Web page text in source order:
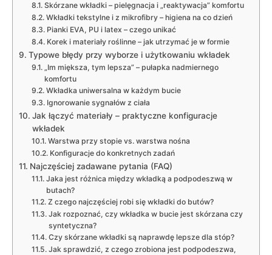
Skórzane wkładki – pielęgnacja i „reaktywacja” komfortu
Wkładki tekstylne i z mikrofibry – higiena na co dzień
Pianki EVA, PU i latex – czego unikać
Korek i materiały roślinne – jak utrzymać je w formie
Typowe błędy przy wyborze i użytkowaniu wkładek
„Im miększa, tym lepsza” – pułapka nadmiernego
komfortu
Wkładka uniwersalna w każdym bucie
Ignorowanie sygnałów z ciała
Jak łączyć materiały – praktyczne konfiguracje
wkładek
Warstwa przy stopie vs. warstwa nośna
Konfiguracje do konkretnych zadań
Najczęściej zadawane pytania (FAQ)
Jaka jest różnica między wkładką a podpodeszwą w
butach?
Z czego najczęściej robi się wkładki do butów?
Jak rozpoznać, czy wkładka w bucie jest skórzana czy
syntetyczna?
Czy skórzane wkładki są naprawdę lepsze dla stóp?
Jak sprawdzić, z czego zrobiona jest podpodeszwa,